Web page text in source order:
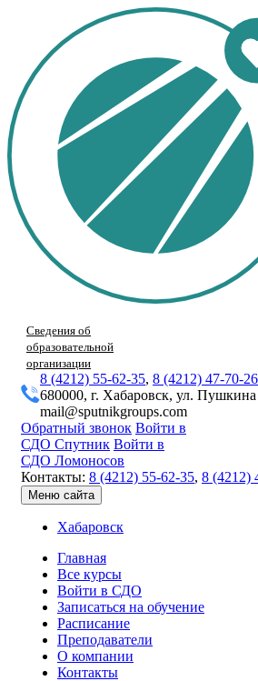
Сведения об
образовательной
организации
8 (4212) 55-62-35, 8 (4212) 47-70-26
680000, г. Хабаровск, ул.
mail@sputnikgroups.com
Обратный звонок Войти в
СДО Спутник Войти в
СДО Ломоносов
Контакты: 8 (4212) 55-62-35, 8 (4212)
Меню сайта
Хабаровск
Главная
Все курсы
Войти в СДО
Записаться на обучение
Расписание
Преподаватели
О компании
Контакты